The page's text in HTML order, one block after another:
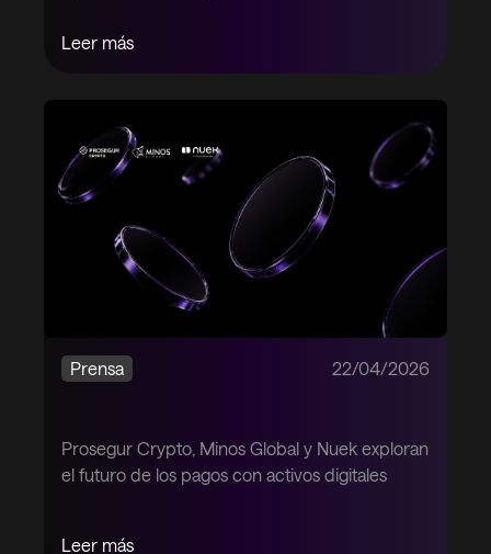
Leer más
Prensa 22/04/2026
Prosegur Crypto, Minos Global y Nuek exploran
el futuro de los pagos con activos digitales
Leer más